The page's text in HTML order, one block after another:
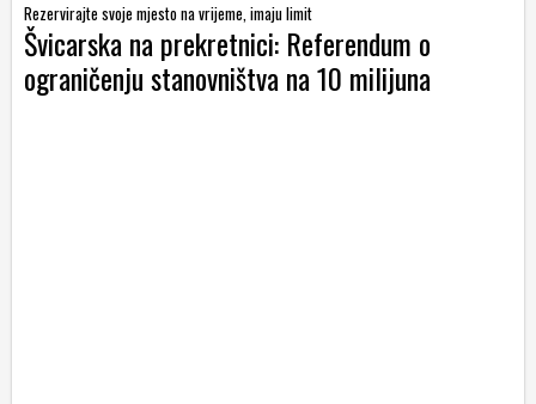
Rezervirajte svoje mjesto na vrijeme, imaju limit
Švicarska na prekretnici: Referendum o
ograničenju stanovništva na 10 milijuna